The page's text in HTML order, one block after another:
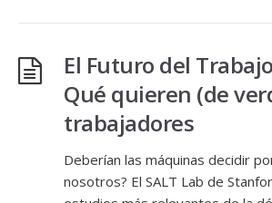
El Futuro del
Qué quieren (de
trabajadores
Deberían las máquinas decidir
nosotros? El SALT Lab de